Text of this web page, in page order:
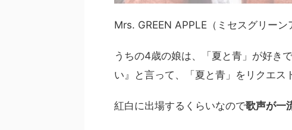
Mrs. GREEN APPLE（ミセスグリー
うちの4歳の娘は、「夏と青」が好き
い』と言って、「夏と青」をリクエス
紅白に出場するくらいなので歌声が一